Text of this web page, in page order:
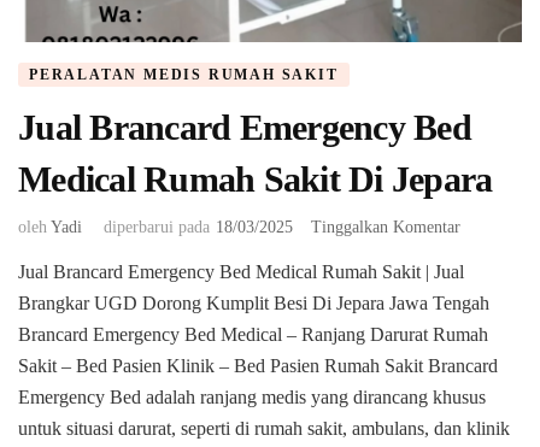
PERALATAN MEDIS RUMAH SAKIT
Jual Brancard Emergency Bed
Medical Rumah Sakit Di Jepara
oleh Yadi diperbarui pada 18/03/2025 Tinggalkan Komentarpada
Brancard
Emergency
Bed
Rumah
Sakit
Di
Jual Brancard Emergency Bed Medical Rumah Sakit | Jual
Brangkar UGD Dorong Kumplit Besi Di Jepara Jawa Tengah
Brancard Emergency Bed Medical – Ranjang Darurat Rumah
Sakit – Bed Pasien Klinik – Bed Pasien Rumah Sakit Brancard
Emergency Bed adalah ranjang medis yang dirancang khusus
untuk situasi darurat, seperti di rumah sakit, ambulans, dan klinik